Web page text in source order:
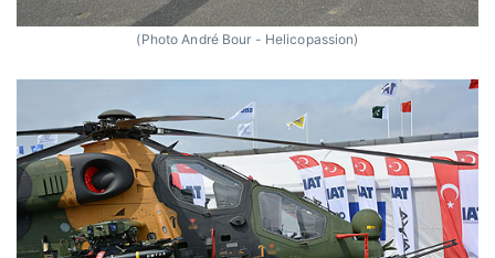
(Photo André Bour - Helicopassion)